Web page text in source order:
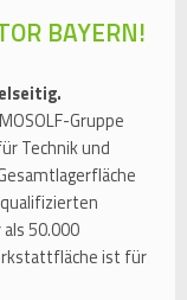
BAYERN!
Gruppe
Technik und
50.000
ist für